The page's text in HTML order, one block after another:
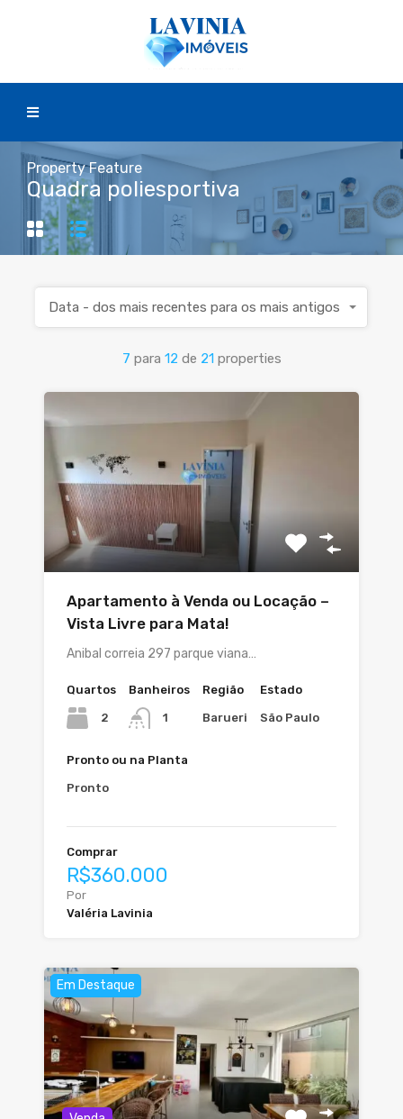
Property Feature
Quadra poliesportiva
7 para 12 de 21 properties
Data - dos mais recentes para os mais antigos
Apartamento à Venda ou Locação –
Vista Livre para Mata!
Anibal correia 297 parque viana…
Quartos
2
Banheiros
1
Região
Barueri
Estado
São Paulo
Pronto ou na Planta
Pronto
Comprar
R$360.000
Por
Valéria Lavinia
Em Destaque